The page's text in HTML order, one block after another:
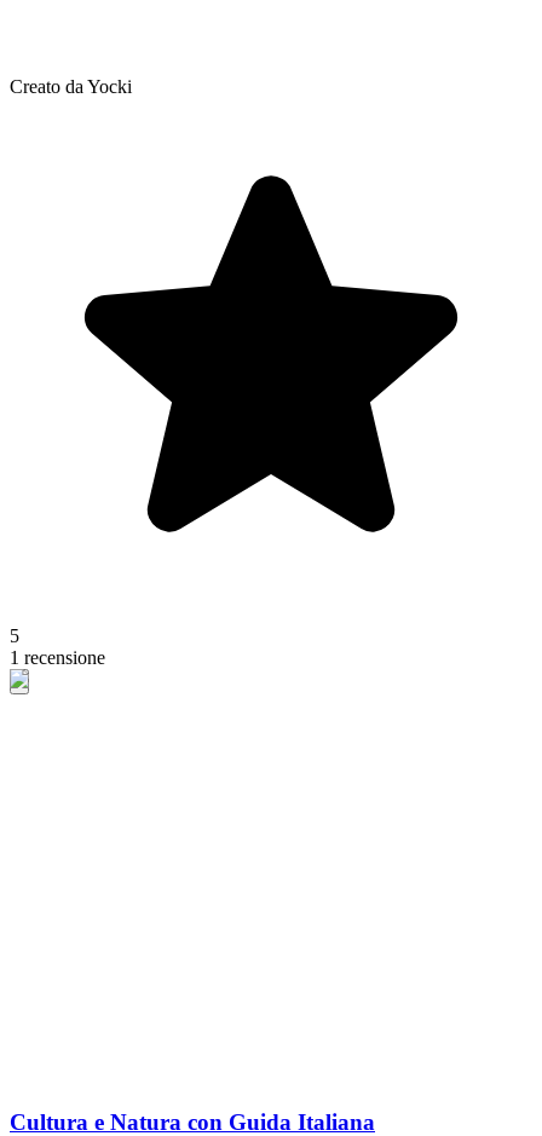
Creato da Yocki
5
1 recensione
Cultura e Natura con Guida Italiana